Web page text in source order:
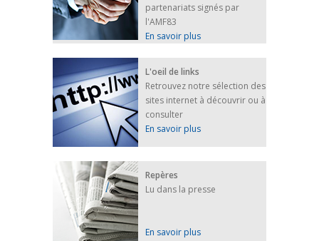
partenariats signés par
l'AMF83
En savoir plus
L'oeil de links
Retrouvez notre sélection des
sites internet à découvrir ou à
consulter
En savoir plus
Repères
Lu dans la presse
En savoir plus